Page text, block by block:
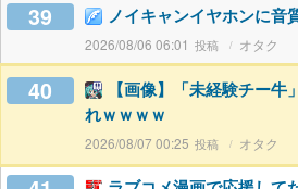
39 ノイキャンイヤホンに音
2026/08/06 06:01 オタク
40
【画像】「未経験チー
れｗｗｗｗ
2026/08/07 00:25 オタク